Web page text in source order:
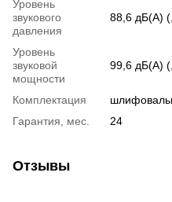
Уровень
звукового
давления
88,6 дБ(А)
Уровень
звуковой
мощности
99,6 дБ(А)
Комплектация
Гарантия, мес.
24
Отзывы